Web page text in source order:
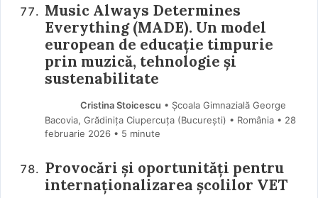
Music Always Determines
Everything (MADE). Un model
european de educație timpurie
prin muzică, tehnologie și
sustenabilitate
Cristina Stoicescu • Școala Gimnazială George
Bacovia, Grădinița Ciupercuța (Bucureşti) • România
28
februarie 2026 • 5 minute
Provocări și oportunități pentru
internaționalizarea școlilor VET